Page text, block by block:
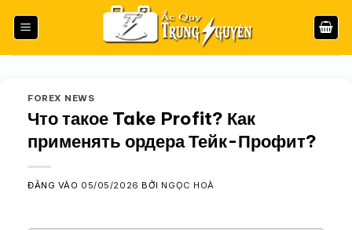
qua
FOREX NEWS
Что такое Take Profit? Как
применять ордера Тейк-Профит?
ĐĂNG VÀO 05/05/2026 BỞI NGỌC HOÀ